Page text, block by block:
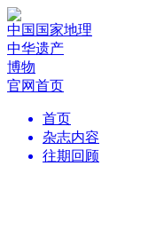
中国国家地理
中华遗产
博物
官网首页
首页
杂志内容
往期回顾